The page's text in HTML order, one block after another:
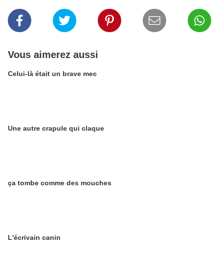
Vous aimerez aussi
Celui-là était un brave mec
Une autre crapule qui claque
ça tombe comme des mouches
L'écrivain canin